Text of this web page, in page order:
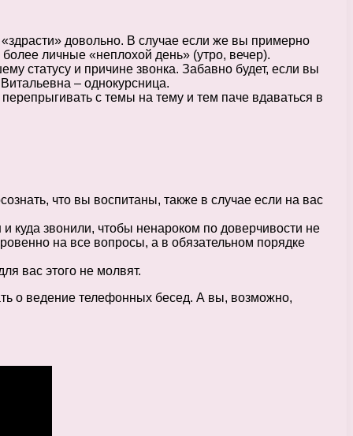
довольно. В случае если же вы примерно
личные «неплохой день» (утро, вечер).
статусу и причине звонка. Забавно будет, если вы
– однокурсница.
с темы на тему и тем паче вдаваться в
что вы воспитаны, также в случае если на вас
куда звонили, чтобы ненароком по доверчивости не
на все вопросы, а в обязательном порядке
вас этого не молвят.
о ведение телефонных бесед. А вы, возможно,